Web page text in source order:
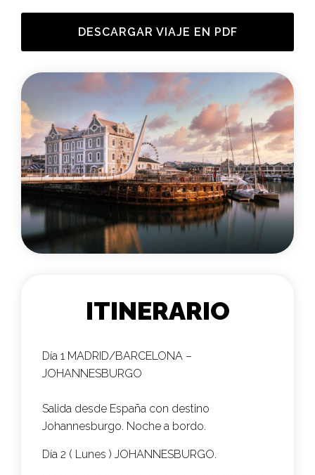
DESCARGAR VIAJE EN PDF
ITINERARIO
Día 1 MADRID/BARCELONA –
JOHANNESBURGO
Salida desde España con destino
Johannesburgo. Noche a bordo.
Día 2 ( Lunes ) JOHANNESBURGO.